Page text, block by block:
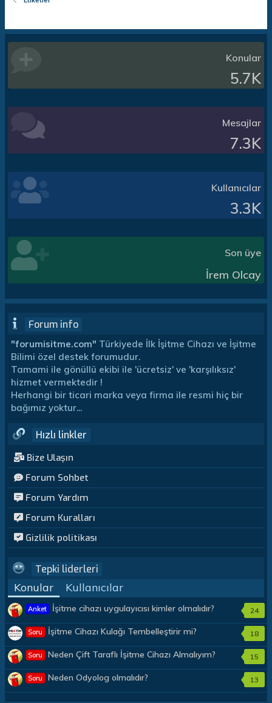
Konular
5.7K
Mesajlar
7.3K
Kullanıcılar
3.3K
Son üye
İrem Olcay
Forum info
"forumisitme.com" Türkiyede İlk İşitme Cihazı ve İşitme
Bilimi özel destek forumudur.
Tamami ile gönüllü ekibi ile 'ücretsiz' ve 'karşılıksız'
hizmet vermektedir !
Herhangi bir ticari marka veya firma ile resmi hiç bir
bağımız yoktur...
Hızlı linkler
Bize Ulaşın
Forum Sohbet
Forum Yardım
Forum Kuralları
Gizlilik politikası
Tepki liderleri
Konular Kullanıcılar
Anket İşitme cihazı uygulayıcısı kimler olmalıdır? 24
Soru İşitme Cihazı Kulağı Tembelleştirir mi? 18
Soru Neden Çift Taraflı İşitme Cihazı Almalıyım? 15
Soru Neden Odyolog olmalıdır? 13